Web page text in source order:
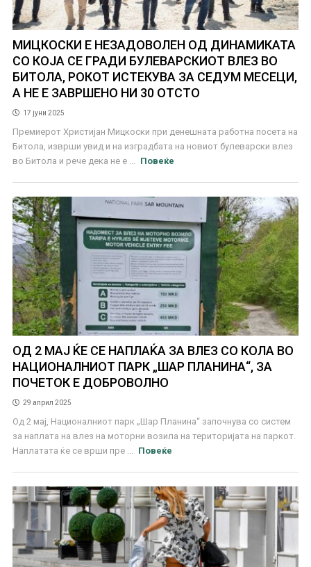
МИЦКОСКИ Е НЕЗАДОВОЛЕН ОД ДИНАМИКАТА
СО КОЈА СЕ ГРАДИ БУЛЕВАРСКИОТ ВЛЕЗ ВО
БИТОЛА, РОКОТ ИСТЕКУВА ЗА СЕДУМ МЕСЕЦИ,
А НЕ Е ЗАВРШЕНО НИ 30 ОТСТО
17 јуни 2025
Премиерот Христијан Мицкоски при денешната работна посета на
Битола, изврши увид и на изградбата на новиот булеварски влез
во Битола и рече дека не е ...
Повеќе
ОД 2 МАЈ ЌЕ СЕ НАПЛАЌА ЗА ВЛЕЗ СО КОЛА ВО
НАЦИОНАЛНИОТ ПАРК „ШАР ПЛАНИНА“, ЗА
ПОЧЕТОК Е ДОБРОВОЛНО
29 април 2025
Од 2 мај, Националниот парк „Шар Планина“ започнува со систем
за наплата на влез на моторни возила на територијата на паркот.
Наплатата ќе се врши пре ...
Повеќе